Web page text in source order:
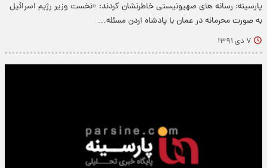
پارسینه: رسانه های صهیونیستی خاطرنشان کردند: «نخست وزیر رژیم اسرائیل
به صورت محرمانه در عمان با پادشاه اردن مسئله…
۷ دی ۱۳۹۱